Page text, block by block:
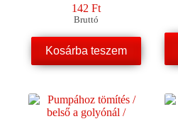
142 Ft
Bruttó
Kosárba teszem